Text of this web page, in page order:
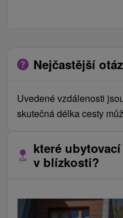
Nejčastější
Uvedené vzdálenosti
skutečná délka cesty
které
v blízkosti?